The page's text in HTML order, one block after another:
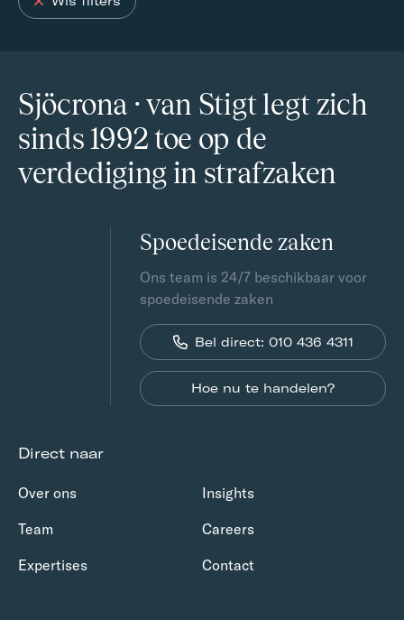
Sjöcrona · van Stigt legt zich
sinds 1992 toe op de
verdediging in strafzaken
Spoedeisende zaken
Ons team is 24/7 beschikbaar voor
spoedeisende zaken
Bel direct: 010 436 4311
Hoe nu te handelen?
Direct naar
Over ons
Insights
Team
Careers
Expertises
Contact